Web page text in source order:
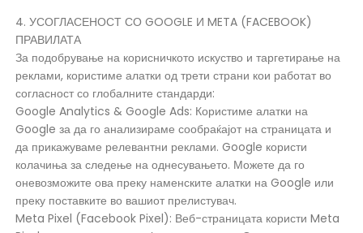
4. УСОГЛАСЕНОСТ СО GOOGLE И META (FACEBOOK)
ПРАВИЛАТА
За подобрување на корисничкото искуство и таргетирање на
реклами, користиме алатки од трети страни кои работат во
согласност со глобалните стандарди:
Google Analytics & Google Ads: Користиме алатки на
Google за да го анализираме сообраќајот на страницата и
да прикажуваме релевантни реклами. Google користи
колачиња за следење на однесувањето. Можете да го
оневозможите ова преку наменските алатки на Google или
преку поставките во вашиот прелистувач.
Meta Pixel (Facebook Pixel): Веб-страницата користи Meta